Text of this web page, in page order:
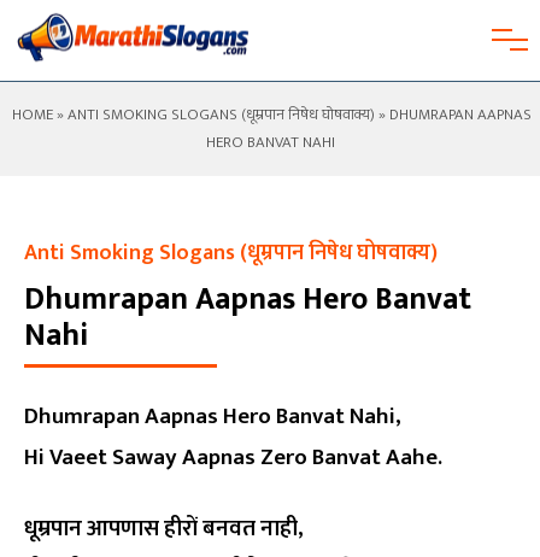
HOME»ANTI SMOKING SLOGANS (धूम्रपान निषेध घोषवाक्य)» DHUMRAPAN AAPNAS
HERO BANVAT NAHI
Anti Smoking Slogans (धूम्रपान निषेध घोषवाक्य)
Dhumrapan Aapnas Hero Banvat
Nahi
Dhumrapan Aapnas Hero Banvat Nahi,
Hi Vaeet Saway Aapnas Zero Banvat Aahe.
धूम्रपान आपणास हीरों बनवत नाही,